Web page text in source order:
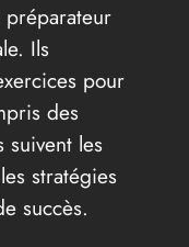
Ils
pour
des
suivent les
stratégies
succès.